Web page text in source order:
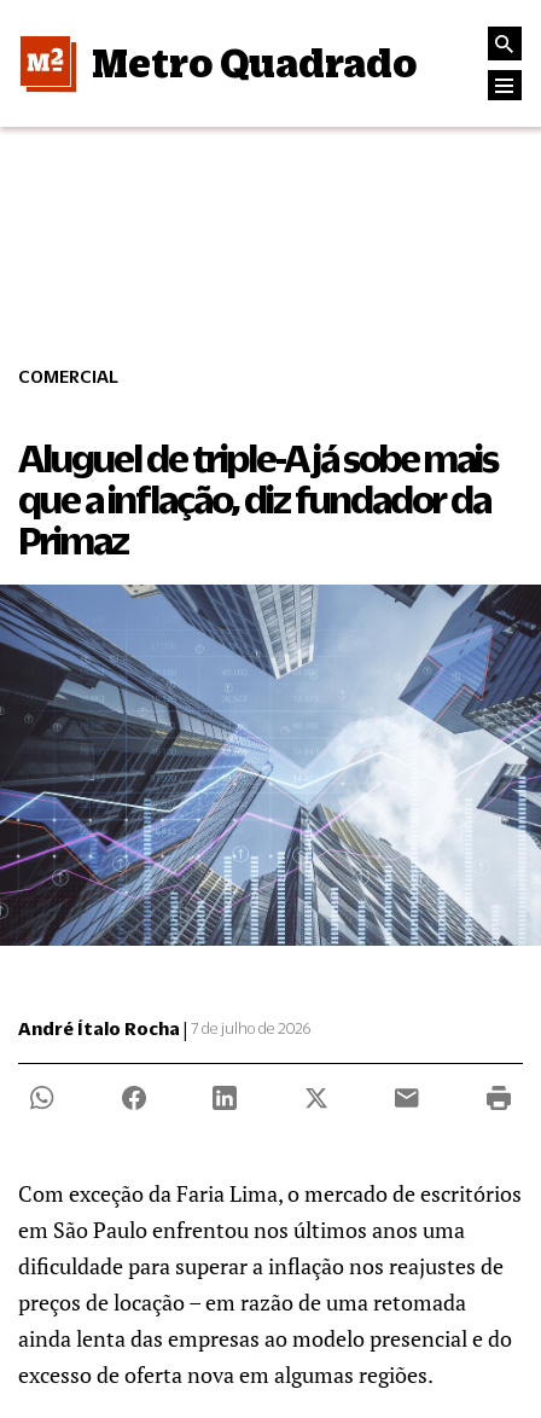
Metro Quadrado
COMERCIAL
Aluguel de triple-A já sobe mais
que a inflação, diz fundador da
Primaz
André Ítalo Rocha | 7 de julho de 2026
Com exceção da Faria Lima, o mercado de escritórios
em São Paulo enfrentou nos últimos anos uma
dificuldade para superar a inflação nos reajustes de
preços de locação – em razão de uma retomada
ainda lenta das empresas ao modelo presencial e do
excesso de oferta nova em algumas regiões.